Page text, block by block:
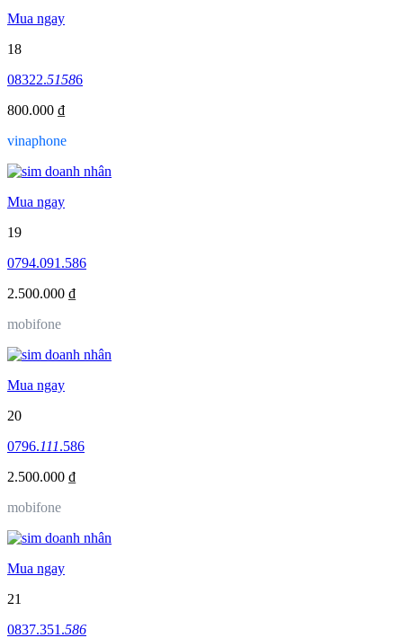
Mua ngay
18
08322.51586
800.000 ₫
vinaphone
Mua ngay
19
0794.091.586
2.500.000 ₫
mobifone
Mua ngay
20
0796.111.586
2.500.000 ₫
mobifone
Mua ngay
21
0837.351.586